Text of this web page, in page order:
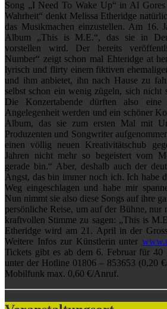
Song „I Need To Wake Up“ in Al
Wahrheit“ denkt Melissa Etheridge
das Musikmachen einzustellen. Am 16.
Album „This is M.E.“, das sie in
vorstellen wird. Der bereits
Number“ zeigt schon mal Ehteridge at
lyrisch und flirty einem fiktiven
und ihm anbietet, ihn nach Hause zu
selbst schon ein wenig zügeln, sich nicht
Die Konzertabende dürften also eine
Angelegenheit werden und ein schöner
Album, das sie zum ersten Mal mit
Produzenten und Songwriter
einen völlig neuen Kreativitätschub
Jahren nicht mehr so begeistert vom
gerade bin.“ Aber, deshalb auch der
Angst, das bin immer noch ich. Ich habe
Weg eingeschlagen und habe mir
Nun nimmt sie also diese Songs auf ihre
persönliche Reise, um auf der Bühne,
kraftvollen Stimme zu sagen: „This is
Etheridge wird am 21. April in der
Weitere Infos zur Künstlerin unter
Tickets gibt es ab dem 6. Februar für 40
unter der Hotline 01806 – 853653 (0,20
Mobilfunk max. 0,60 €/Anruf.